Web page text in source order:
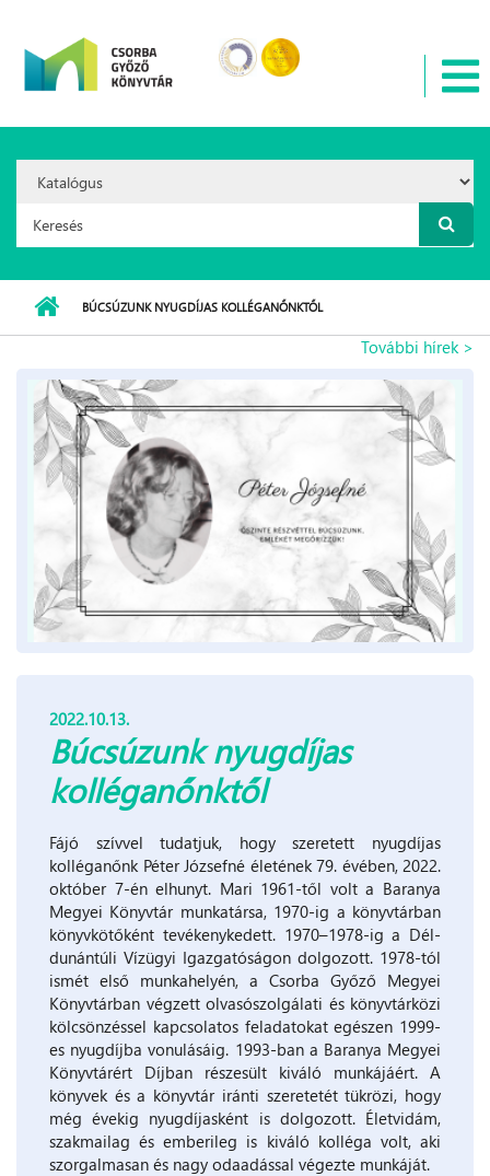
Option:
Keresés űrlap
BÚCSÚZUNK NYUGDÍJAS KOLLÉGANŐNKTŐL
További hírek >
2022.10.13.
Búcsúzunk nyugdíjas
kolléganőnktől
Fájó szívvel tudatjuk, hogy szeretett nyugdíjas
kolléganőnk Péter Józsefné életének 79. évében, 2022.
október 7-én elhunyt. Mari 1961-től volt a Baranya
Megyei Könyvtár munkatársa, 1970-ig a könyvtárban
könyvkötőként tevékenykedett. 1970–1978-ig a Dél-
dunántúli Vízügyi Igazgatóságon dolgozott. 1978-tól
ismét első munkahelyén, a Csorba Győző Megyei
Könyvtárban végzett olvasószolgálati és könyvtárközi
kölcsönzéssel kapcsolatos feladatokat egészen 1999-
es nyugdíjba vonulásáig. 1993-ban a Baranya Megyei
Könyvtárért Díjban részesült kiváló munkájáért. A
könyvek és a könyvtár iránti szeretetét tükrözi, hogy
még évekig nyugdíjasként is dolgozott. Életvidám,
szakmailag és emberileg is kiváló kolléga volt, aki
szorgalmasan és nagy odaadással végezte munkáját.